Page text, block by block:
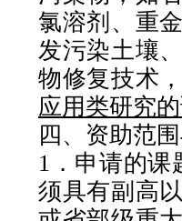
氯溶剂、重
发污染土壤
物修复技术
应用类研究
四、资助范
1 ．申请的
须具有副高